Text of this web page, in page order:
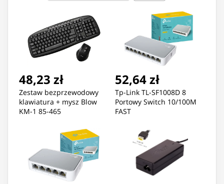
48,23 zł
Zestaw bezprzewodowy
klawiatura + mysz Blow
KM-1 85-465
52,64 zł
Tp-Link TL-SF1008D 8
Portowy Switch 10/100M
FAST